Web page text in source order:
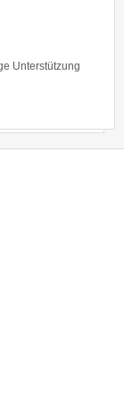
Unterstützung